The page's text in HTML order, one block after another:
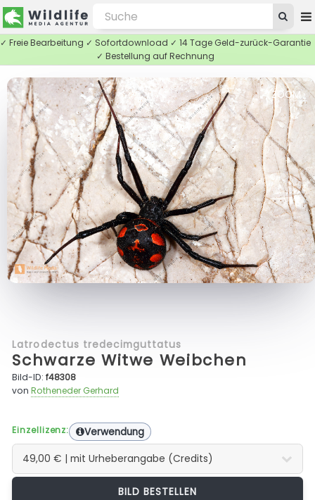
✓ Freie Bearbeitung ✓ Sofortdownload ✓ 14 Tage Geld-zurück-Garantie
✓ Bestellung auf Rechnung
ZOOM
Latrodectus tredecimguttatus
Schwarze Witwe Weibchen
Bild-ID:f48308
vonRotheneder Gerhard
Einzellizenz: Verwendung
BILD BESTELLEN